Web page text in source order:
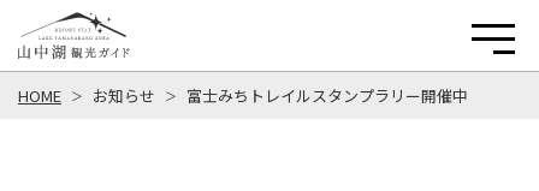
HOME お知らせ 富士みちトレイルスタンプラリー開催中